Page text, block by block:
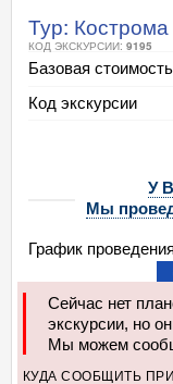
Тур:
КОД ЭКСКУРСИИ: 9195
Базовая стоимость
Код экскурсии
У
Мы
График
Сейчас нет
экскурсии, но
Мы можем
КУДА СООБЩИТЬ